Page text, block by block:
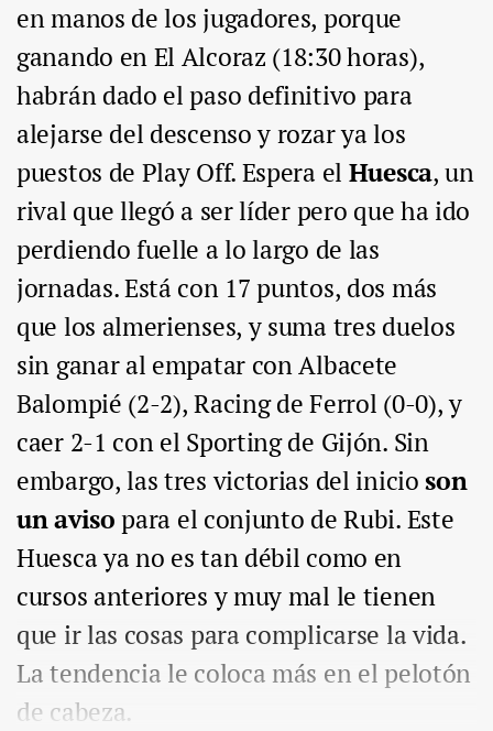
en manos de los jugadores, porque
ganando en El Alcoraz (18:30 horas),
habrán dado el paso definitivo para
alejarse del descenso y rozar ya los
puestos de Play Off. Espera el Huesca, un
rival que llegó a ser líder pero que ha ido
perdiendo fuelle a lo largo de las
jornadas. Está con 17 puntos, dos más
que los almerienses, y suma tres duelos
sin ganar al empatar con Albacete
Balompié (2-2), Racing de Ferrol (0-0), y
caer 2-1 con el Sporting de Gijón. Sin
embargo, las tres victorias del inicioson
un avisopara el conjunto de Rubi. Este
Huesca ya no es tan débil como en
cursos anteriores y muy mal le tienen
que ir las cosas para complicarse la vida.
La tendencia le coloca más en el pelotón
de cabeza.